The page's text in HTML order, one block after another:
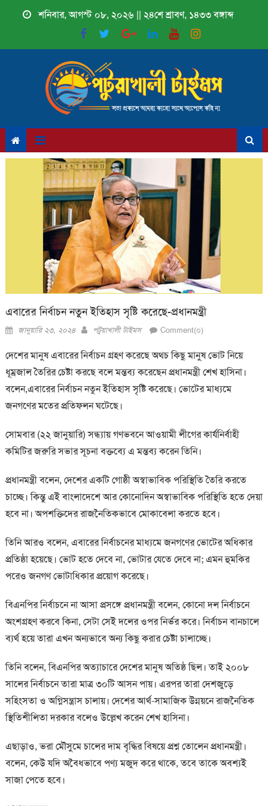
শনিবার, আগস্ট ০৮, ২০২৬ || ২৪শে শ্রাবণ, ১৪৩৩ বঙ্গাব্দ
এবারের নির্বাচন নতুন ইতিহাস সৃষ্টি করেছে-প্রধানমন্ত্রী
Posted
জানুয়ারি ২৩, ২০২৪ Author
পটুয়াখালী টাইমস Comment(০)
দেশের মানুষ এবারের নির্বাচন গ্রহণ করেছে অথচ কিছু মানুষ ভোট নিয়ে
ধূম্রজাল তৈরির চেষ্টা করছে বলে মন্তব্য করেছেন প্রধানমন্ত্রী শেখ হাসিনা।
বলেন,এবারের নির্বাচন নতুন ইতিহাস সৃষ্টি করেছে। ভোটের মাধ্যমে
জনগণের মতের প্রতিফলন ঘটেছে।
সোমবার (২২ জানুয়ারি) সন্ধ্যায় গণভবনে আওয়ামী লীগের কার্যনির্বাহী
কমিটির জরুরি সভার সূচনা বক্তব্যে এ মন্তব্য করেন তিনি।
প্রধানমন্ত্রী বলেন, দেশের একটি গোষ্ঠী অস্বাভাবিক পরিস্থিতি তৈরি করতে
চাচ্ছে। কিন্তু এই বাংলাদেশে আর কোনোদিন অস্বাভাবিক পরিস্থিতি হতে দেয়া
হবে না। অপশক্তিদের রাজনৈতিকভাবে মোকাবেলা করতে হবে।
তিনি আরও বলেন, এবারের নির্বাচনের মাধ্যমে জনগণের ভোটের অধিকার
প্রতিষ্ঠা হয়েছে। ভোট হতে দেবে না, ভোটার যেতে দেবে না; এমন হুমকির
পরেও জনগণ ভোটাধিকার প্রয়োগ করেছে।
বিএনপির নির্বাচনে না আসা প্রসঙ্গে প্রধানমন্ত্রী বলেন, কোনো দল নির্বাচনে
অংশগ্রহণ করবে কিনা, সেটা সেই দলের ওপর নির্ভর করে। নির্বাচন বানচালে
ব্যর্থ হয়ে তারা এখন অন্যভাবে অন্য কিছু করার চেষ্টা চালাচ্ছে।
তিনি বলেন, বিএনপির অত্যাচারে দেশের মানুষ অতিষ্ঠ ছিল। তাই ২০০৮
সালের নির্বাচনে তারা মাত্র ৩০টি আসন পায়। এরপর তারা দেশজুড়ে
সহিংসতা ও অগ্নিসন্ত্রাস চালায়। দেশের আর্থ-সামাজিক উন্নয়নে রাজনৈতিক
স্থিতিশীলিতা দরকার বলেও উল্লেখ করেন শেখ হাসিনা।
এছাড়াও, ভরা মৌসুমে চালের দাম বৃদ্ধির বিষয়ে প্রশ্ন তোলেন প্রধানমন্ত্রী।
বলেন, কেউ যদি অবৈধভাবে পণ্য মজুদ করে থাকে, তবে তাকে অবশ্যই
সাজা পেতে হবে।